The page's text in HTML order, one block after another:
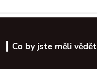
Co by jste měli vědět